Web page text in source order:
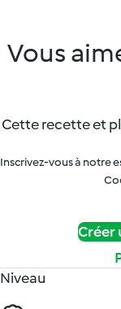
Vous
Cette recette et
Inscrivez-vous à notre
Créer
Niveau